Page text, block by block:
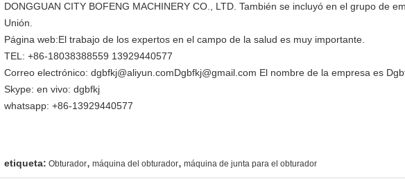
DONGGUAN CITY BOFENG MACHINERY CO., LTD. También se incluyó en el grupo de
Unión.
Página web:El trabajo de los expertos en el campo de la salud es muy importante.
TEL: +86-18038388559 13929440577
Correo electrónico: dgbfkj@aliyun.comDgbfkj@gmail.com El nombre de la empresa es
Skype: en vivo: dgbfkj
whatsapp: +86-13929440577
etiqueta: Obturador, máquina del obturador, máquina de junta para el obturador